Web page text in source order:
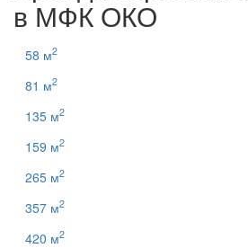
в МФК ОКО
58 м2
81 м2
135 м2
159 м2
265 м2
357 м2
420 м2